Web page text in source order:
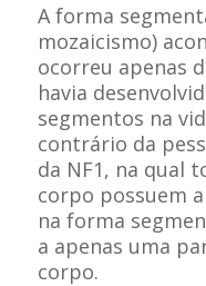
A forma
mozaicismo)
ocorreu apenas
havia
segmentos na
contrário da
da NF1, na qual
corpo possuem
na forma
a apenas uma
corpo.